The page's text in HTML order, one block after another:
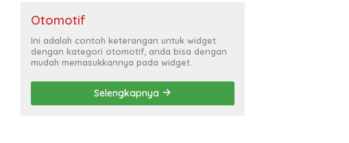
Otomotif
Ini adalah contoh keterangan untuk widget
dengan kategori otomotif, anda bisa dengan
mudah memasukkannya pada widget.
Selengkapnya